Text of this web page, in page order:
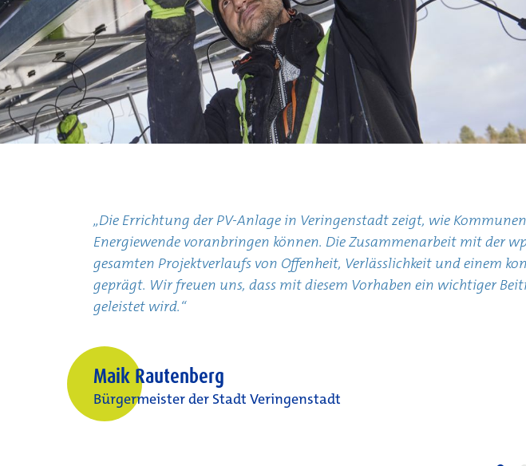
„Die Errichtung der PV-Anlage in Veringenstadt zeigt, wie
Energiewende voranbringen können. Die Zusammenarbeit mit der
gesamten Projektverlaufs von Offenheit, Verlässlichkeit und einem
geprägt. Wir freuen uns, dass mit diesem Vorhaben ein wichtiger
geleistet wird.“
Maik Rautenberg
Bürgermeister der Stadt Veringenstadt